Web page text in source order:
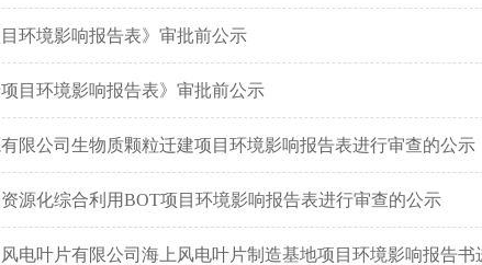
环境影响报告表》审批前公示
目环境影响报告表》审批前公示
限公司生物质颗粒迁建项目环境影响报告表进行审查的公示
源化综合利用BOT项目环境影响报告表进行审查的公示
电叶片有限公司海上风电叶片制造基地项目环境影响报告书